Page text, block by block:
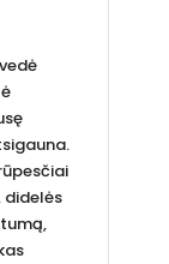
didelės